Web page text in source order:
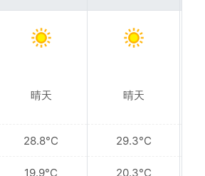
晴天
28.8°C
19.9°C
晴天
29.3°C
20.3°C